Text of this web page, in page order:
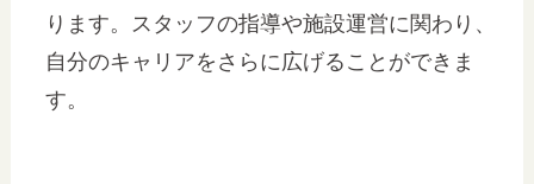
ります。スタッフの指導や施設運営に関わり、
自分のキャリアをさらに広げることができま
す。